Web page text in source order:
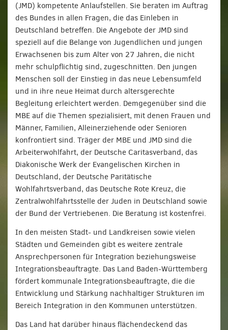
(JMD) kompetente Anlaufstellen. Sie beraten im Auftrag
des Bundes in allen Fragen, die das Einleben in
Deutschland betreffen. Die Angebote der JMD sind
speziell auf die Belange von Jugendlichen und jungen
Erwachsenen bis zum Alter von 27 Jahren, die nicht
mehr schulpflichtig sind, zugeschnitten. Den jungen
Menschen soll der Einstieg in das neue Lebensumfeld
und in ihre neue Heimat durch altersgerechte
Begleitung erleichtert werden. Demgegenüber sind die
MBE auf die Themen spezialisiert, mit denen Frauen und
Männer, Familien, Alleinerziehende oder Senioren
konfrontiert sind. Träger der MBE und JMD sind die
Arbeiterwohlfahrt, der Deutsche Caritasverband, das
Diakonische Werk der Evangelischen Kirchen in
Deutschland, der Deutsche Paritätische
Wohlfahrtsverband, das Deutsche Rote Kreuz, die
Zentralwohlfahrtsstelle der Juden in Deutschland sowie
der Bund der Vertriebenen. Die Beratung ist kostenfrei.
In den meisten Stadt- und Landkreisen sowie vielen
Städten und Gemeinden gibt es weitere zentrale
Ansprechpersonen für Integration beziehungsweise
Integrationsbeauftragte. Das Land Baden-Württemberg
fördert kommunale Integrationsbeauftragte, die die
Entwicklung und Stärkung nachhaltiger Strukturen im
Bereich Integration in den Kommunen unterstützen.
Das Land hat darüber hinaus flächendeckend das